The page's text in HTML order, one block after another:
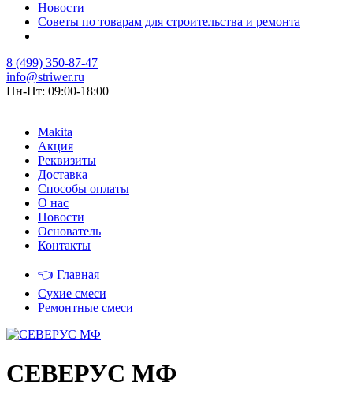
Новости
Советы по товарам для строительства и ремонта
8 (499) 350-87-47
info@striwer.ru
Пн-Пт: 09:00-18:00
Makita
Акция
Реквизиты
Доставка
Способы оплаты
О нас
Новости
Основатель
Контакты
👈 Главная
Сухие смеси
Ремонтные смеси
СЕВЕРУС МФ